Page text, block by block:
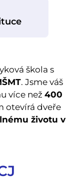
škola s
. Jsme váš
více než 400
otevírá dveře
životu v